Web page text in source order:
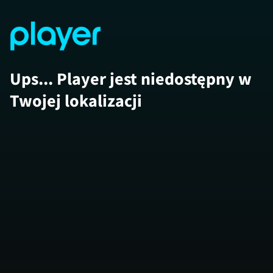
Ups... Player jest niedostępny w
Twojej lokalizacji